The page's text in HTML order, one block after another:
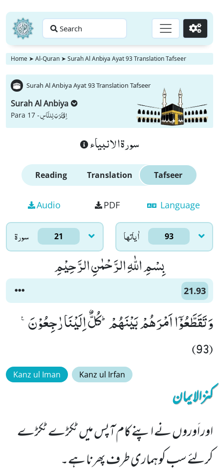
Search Go
Home ➤ Al-Quran ➤ Surah Al Anbiya Ayat 93 Translation Tafseer
Surah Al Anbiya Ayat 93 Translation Tafseer
Surah Al Anbiya
Para 17 -اِقْتَرَبَ لِلنَّاسِ
سورة الانبياء
Reading Translation Tafseer
Audio PDF Language
سورۃ 21 اٰياتها 93
بِسْمِ اللّٰهِ الرَّحْمٰنِ الرَّحِیْمِ
21.93
وَ تَقَطَّعُوْۤا اَمْرَهُمْ بَیْنَهُمْؕ-كُلٌّ اِلَیْنَا رٰجِعُوْنَ۠
(93)
Kanz ul Iman Kanz ul Irfan
کنزالایمان
اور اَوروں نے اپنے کام آپس میں ٹکڑے ٹکڑے
کرلئے سب کو ہماری طرف پھرنا ہے۔